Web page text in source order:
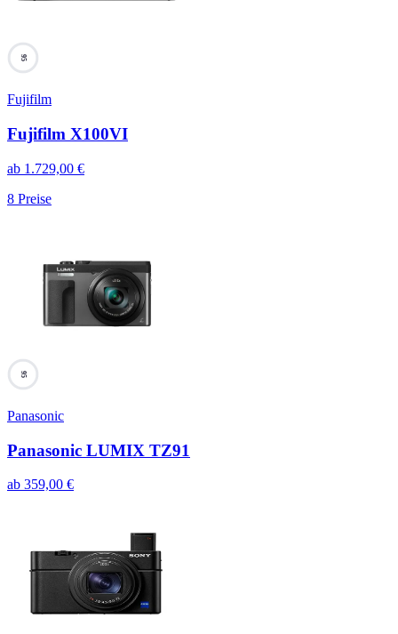
95
Fujifilm
Fujifilm X100VI
ab 1.729,00 €
8 Preise
95
Panasonic
Panasonic LUMIX TZ91
ab 359,00 €